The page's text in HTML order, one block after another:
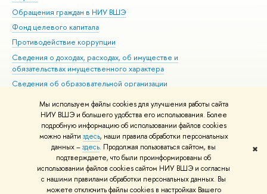
Мы используем файлы cookies для улучшения работы сайта
НИУ ВШЭ и большего удобства его использования. Более
подробную информацию об использовании файлов cookies
можно найти здесь, наши правила обработки персональных
данных –здесь. Продолжая пользоваться сайтом, вы
подтверждаете, что были проинформированы об
использовании файлов cookies сайтом НИУ ВШЭ и согласны
с нашими правилами обработки персональных данных. Вы
можете отключить файлы cookies в настройках Вашего
✖
Обращения граждан в НИУ ВШЭ
Фонд целевого капитала
Противодействие коррупции
Сведения о доходах, расходах, об имуществе и
обязательствах имущественного характера
Сведения об образовательной организации
Людям с ограниченными возможностями здоровья
Единая платежная страница
Работа в Вышке
© НИУ ВШЭ 1993–2026 Адреса и контакты Условия использования
материалов Политика конфиденциальности Карта сайта
Шрифты HSE Sans и HSE Slab разработаны вШколе дизайна НИУ ВШЭ